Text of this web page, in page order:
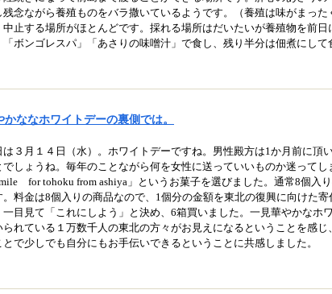
残念ながら養殖ものをバラ撒いているようです。（養殖は味がまっ
中止する場所がほとんどです。採れる場所はだいたいが養殖物を前
「ボンゴレスパ」「あさりの味噌汁」で食し、残り半分は佃煮にして
かななホワイトデーの裏側では。
は３月１４日（水）。ホワイトデーですね。男性殿方は1か月前に頂
でしょうね。毎年のことながら何を女性に送っていいものか迷って
for tohoku from ashiya」
というお菓子を選びました。通常8個入
。料金は8個入りの商品なので、 1個分の金額を東北の復興に向けた
一目見て「これにしよう」と決め、 6箱買いました。一見華やかなホ
られている１万数千人の東北の方々がお見えになるということを感
とで少しでも自分にもお手伝いできるということに共感しました。